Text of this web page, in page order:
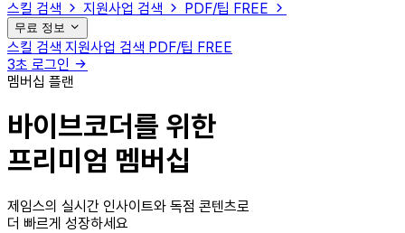
스킬 검색
지원사업 검색 PDF/팁 FREE
무료 정보
스킬 검색 지원사업 검색 PDF/팁 FREE
3초 로그인
멤버십 플랜
바이브코더를 위한
프리미엄 멤버십
제임스의 실시간 인사이트와 독점 콘텐츠로
더 빠르게 성장하세요